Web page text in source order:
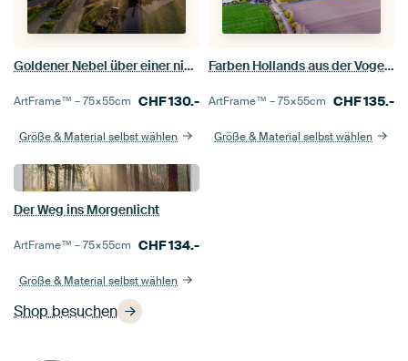
Shop besuchen
Goldener Nebel über einer niederländischen Windmühle
ArtFrame™ –75×55cm CHF130.-
Größe & Material selbst wählen
Farben Hollands aus der Vogelperspektive
ArtFrame™ –75×55cm CHF135.-
Größe & Material selbst wählen
Der Weg ins Morgenlicht
ArtFrame™ –75×55cm CHF134.-
Größe & Material selbst wählen